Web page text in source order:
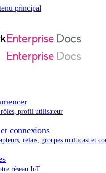
principal
profil utilisateur
connexions
relais, groupes multicast et
réseau IoT